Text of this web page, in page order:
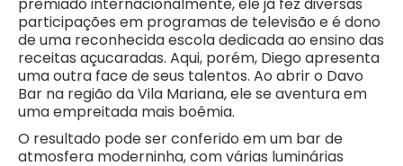
participações em programas de televisão e é dono
de uma reconhecida escola dedicada ao ensino das
receitas açucaradas. Aqui, porém, Diego apresenta
uma outra face de seus talentos. Ao abrir o Davo
Bar na região da Vila Mariana, ele se aventura em
uma empreitada mais boêmia.
O resultado pode ser conferido em um bar de
atmosfera moderninha, com várias luminárias